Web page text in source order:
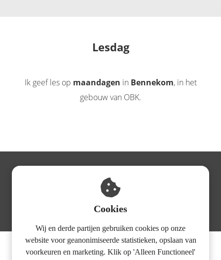
Lesdag
Ik geef les op maandagen in Bennekom, in het
gebouw van OBK.
gratis proefles bij Eppo!
Boek je proefles
Bedrijfsgegevens:
Cookies
Wij en derde partijen gebruiken cookies op onze
website voor geanonimiseerde statistieken, opslaan van
voorkeuren en marketing. Klik op 'Alleen Functioneel'